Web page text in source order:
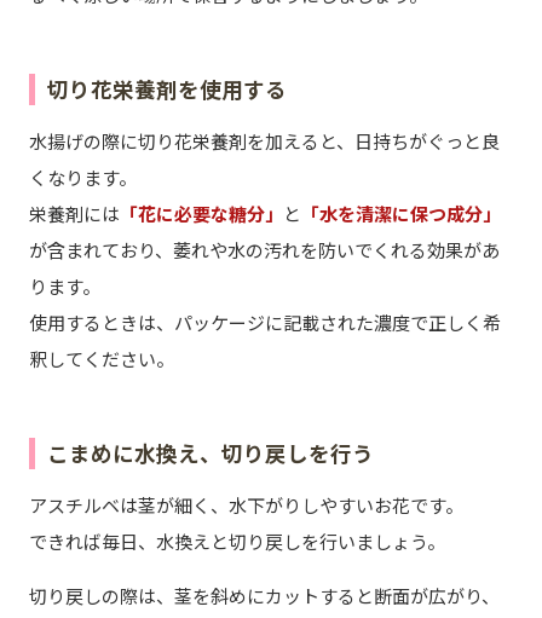
切り花栄養剤を使用する
水揚げの際に切り花栄養剤を加えると、日持ちがぐっと良
くなります。
栄養剤には 「花に必要な糖分」 と 「水を清潔に保つ成分」
が含まれており、萎れや水の汚れを防いでくれる効果があ
ります。
使用するときは、パッケージに記載された濃度で正しく希
釈してください。
こまめに水換え、切り戻しを行う
アスチルベは茎が細く、水下がりしやすいお花です。
できれば毎日、水換えと切り戻しを行いましょう。
切り戻しの際は、茎を斜めにカットすると断面が広がり、